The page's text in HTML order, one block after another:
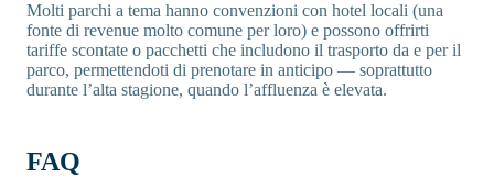
Molti parchi a tema hanno convenzioni con hotel locali (una
fonte di revenue molto comune per loro) e possono offrirti
tariffe scontate o pacchetti che includono il trasporto da e per il
parco, permettendoti di prenotare in anticipo — soprattutto
durante l’alta stagione, quando l’affluenza è elevata.
FAQ